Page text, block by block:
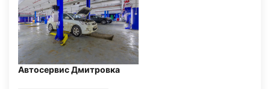
Автосервис Дмитровка